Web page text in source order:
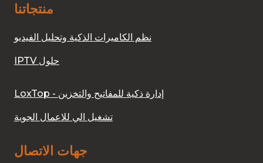
منتجاتنا
نظم الكاميرات الذكية وتحليل الفيديو
IPTV حلول
LoxTop - إدارة ذكية للمفاتيح والتخزين
تشغيل الي للاعمال الجوية
جهات الاتصال